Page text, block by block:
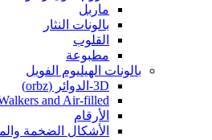
ماربل
بالونات النثار
القلوب
مطبوعة
بالونات الهيليوم الفويل
3D-الدوائر (orbz)
and Air-filled
الأرقام
الأشكال الضخمة